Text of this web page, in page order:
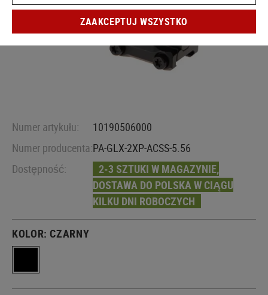
Numer artykułu:
10190506000
Numer producenta:PA-GLX-2XP-ACSS-5.56
Dostępność:
2-3 SZTUKI W MAGAZYNIE,
DOSTAWA DO POLSKA W CIĄGU
KILKU DNI ROBOCZYCH
KOLOR: CZARNY
ZAAKCEPTUJ WSZYSTKO